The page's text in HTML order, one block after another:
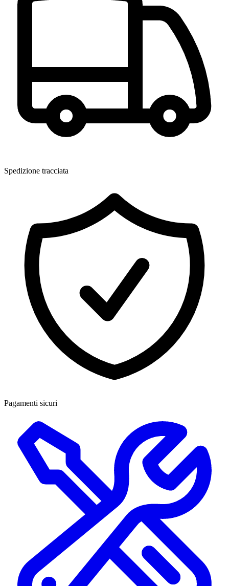
Spedizione tracciata
Pagamenti sicuri